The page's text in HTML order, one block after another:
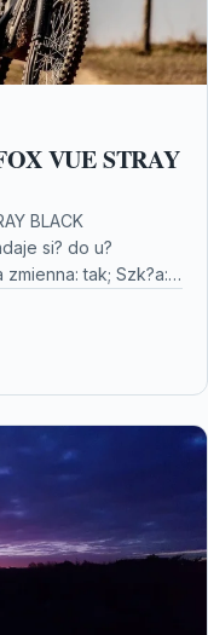
VUE STRAY
BLACK
si? do u?
tak; Szk?a: